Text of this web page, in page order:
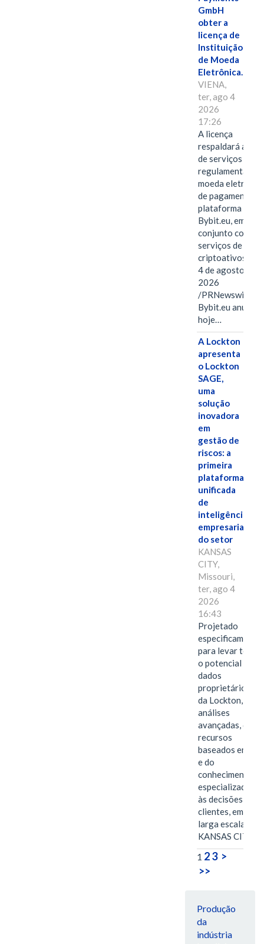
GmbH
obter a
licença de
Instituição
de Moeda
Eletrônica.
VIENA,
ter, ago 4
2026
17:26
A licença
respaldará a
de serviços
regulamentados
moeda
de pagamentos
plataforma
Bybit.eu, em
conjunto com os
serviços de
4 de agosto de
2026
/PRNewswire/
Bybit.eu
hoje…
A Lockton
apresenta
o Lockton
SAGE,
uma
solução
inovadora
em
gestão de
riscos: a
primeira
plataforma
unificada
de
inteligência
empresarial
do setor
KANSAS
CITY,
Missouri,
ter, ago 4
2026
16:43
Projetado
especificamente
para levar todo
o potencial dos
dados
proprietários
da Lockton, das
análises
avançadas, dos
recursos
baseados em IA
e do
conhecimento
especializado
às decisões dos
clientes, em
larga escala
KANSAS CITY,…
1 23 >
>>
Produção
da
indústria